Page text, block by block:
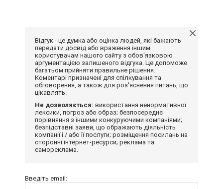
Відгук - це думка або оцінка людей, які бажають
передати досвід або враження іншим
користувачам нашого сайту з обов'язковою
аргументацією залишеного відгука. Це допоможе
багатьом прийняти правильне рішення.
Коментарі призначені для спілкування та
обговорення, а також для роз'яснення питань, що
цікавлять.
Не дозволяється: використання ненормативної
лексики, погроз або образ; безпосереднє
порівняння з іншими конкуруючими компаніями;
безпідставні заяви, що ображають діяльність
компанії і / або її послуги; розміщення посилань на
сторонні інтернет-ресурси; реклама та
самореклама.
Введіть email: